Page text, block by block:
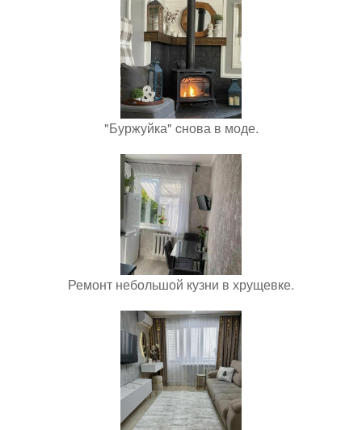
"Буржуйка" cнова в моде.
Ремонт небольшой кузни в хрущевке.